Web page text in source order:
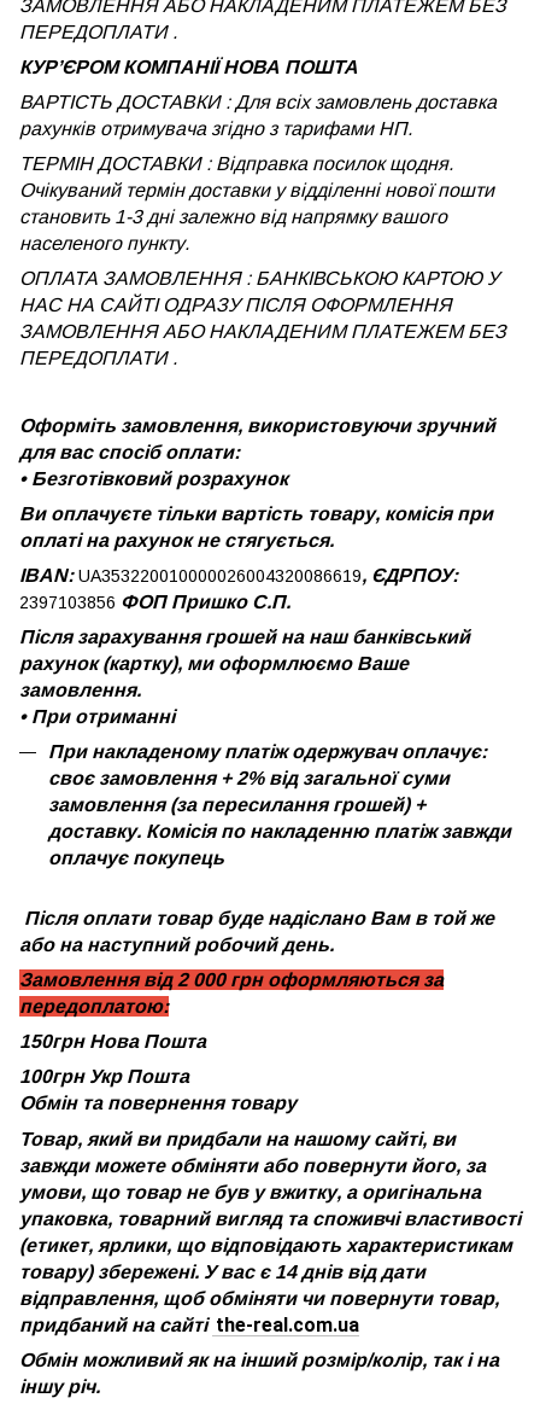
ЗАМОВЛЕННЯ АБО НАКЛАДЕНИМ ПЛАТЕЖЕМ БЕЗ
ПЕРЕДОПЛАТИ .
КУРʼЄРОМ КОМПАНІЇ НОВА ПОШТА
ВАРТІСТЬ ДОСТАВКИ : Для всіх замовлень доставка
рахунків отримувача згідно з тарифами НП.
ТЕРМІН ДОСТАВКИ : Відправка посилок щодня.
Очікуваний термін доставки у відділенні нової пошти
становить 1-3 дні залежно від напрямку вашого
населеного пункту.
ОПЛАТА ЗАМОВЛЕННЯ : БАНКІВСЬКОЮ КАРТОЮ У
НАС НА САЙТІ ОДРАЗУ ПІСЛЯ ОФОРМЛЕННЯ
ЗАМОВЛЕННЯ АБО НАКЛАДЕНИМ ПЛАТЕЖЕМБЕЗ
ПЕРЕДОПЛАТИ .
Оформіть замовлення, використовуючи зручний
для вас спосіб оплати:
• Безготівковий розрахунок
Ви оплачуєте тільки вартість товару, комісія при
оплаті на рахунок не стягується.
IBAN:UA353220010000026004320086619, ЄДРПОУ:
2397103856 ФОП Пришко С.П.
Після зарахування грошей на наш банківський
рахунок (картку), ми оформлюємо Ваше
замовлення.
•При отриманні
При накладеному платіж одержувач оплачує:
своє замовлення + 2% від загальної суми
замовлення (за пересилання грошей) +
доставку. Комісія по накладенню платіж завжди
оплачує покупець
Після оплати товар буде надіслано Вам в той же
або на наступний робочий день.
Замовлення від 2 000 грн оформляються за
передоплатою:
150грн Нова Пошта
100грн Укр Пошта
Обмін та повернення товару
Товар, який ви придбали на нашому сайті, ви
завжди можете обміняти або повернути його, за
умови, що товар не був у вжитку, а оригінальна
упаковка, товарний вигляд та споживчі властивості
(етикет, ярлики, що відповідають характеристикам
товару) збережені. У вас є 14 днів від дати
відправлення, щоб обміняти чи повернути товар,
придбаний на сайті the-real.com.ua
Обмін можливий як на інший розмір/колір, так і на
іншу річ.